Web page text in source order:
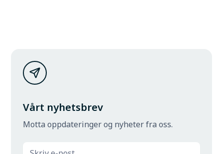
Vårt nyhetsbrev
Motta oppdateringer og nyheter fra oss.